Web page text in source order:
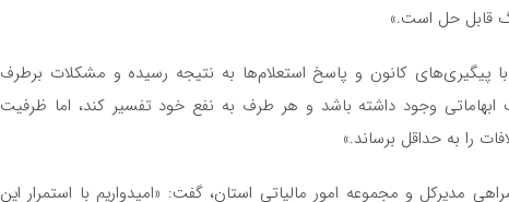
قابل حل است.»
پیگیری‌های کانون و پاسخ استعلام‌ها به نتیجه رسیده و مشکلات برطرف
وجود داشته باشد و هر طرف به نفع خود تفسیر کند، اما ظرفیت
را به حداقل برساند.»
مدیرکل و مجموعه امور مالیاتی استان، گفت: «امیدواریم با استمرار این